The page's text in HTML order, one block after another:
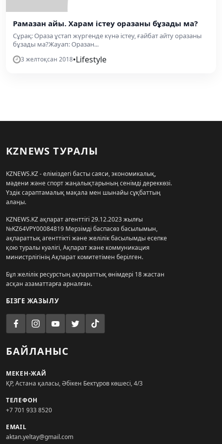
Рамазан айы. Харам істеу оразаны бұзады ма?
Сұрақ: Ораза ұстап жүргенде күнә істеу, ғайбат айту оразаны
бұзады ма?Жауап: Оразан...
3 желтоқсан 2018•Lifestyle
KZNEWS ТУРАЛЫ
KZNEWS.KZ - еліміздегі басты саяси, экономикалық,
мәдени және спорт жаңалықтарының сенімді дереккөзі.
Үздік сараптамалық мақала мен шынайы сұқбаттың
алаңы.
KZNEWS.KZ ақпарат агенттігі 29.12.2023 жылғы
№KZ64VPY00084819 Мерзімді баспасөз басылымын,
ақпараттық агенттікті және желілік басылымды есепке
қою туралы куәлігі, Ақпарат және коммуникация
министрлігінің Ақпарат комитетімен берілген.
Бұл желілік ресурстың ақпараттық өнімдері 18 жастан
асқан азаматтарға арналған.
БІЗГЕ ЖАЗЫЛУ
БАЙЛАНЫС
МЕКЕН-ЖАЙ
ҚР, Астана қаласы, Әбікен Бектұров көшесі, 4/3
ТЕЛЕФОН
+7 701 933 8520
EMAIL
aktan.yeltay@gmail.com